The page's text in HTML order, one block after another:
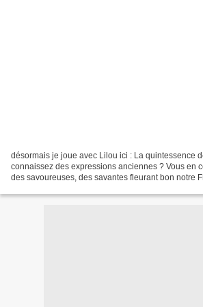
désormais je joue avec Lilou ici : La quintessence
connaissez des expressions anciennes ? Vous en
des savoureuses, des savantes fleurant bon notre